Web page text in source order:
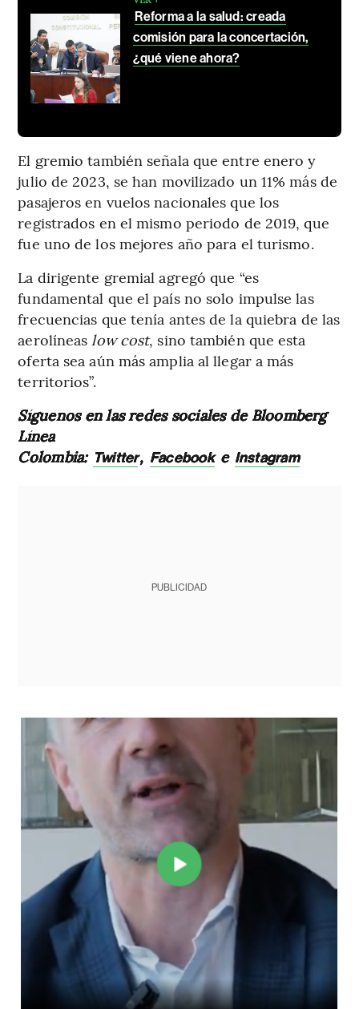
Reforma a la salud: creada
comisión para la concertación,
¿qué viene ahora?
El gremio también señala que entre enero y
julio de 2023, se han movilizado un 11% más de
pasajeros en vuelos nacionales que los
registrados en el mismo periodo de 2019, que
fue uno de los mejores año para el turismo.
La dirigente gremial agregó que “es
fundamental que el país no solo impulse las
frecuencias que tenía antes de la quiebra de las
aerolíneas low cost, sino también que esta
oferta sea aún más amplia al llegar a más
territorios”.
Síguenos en las redes sociales de Bloomberg
Línea
Colombia: Twitter, Facebooke Instagram
PUBLICIDAD